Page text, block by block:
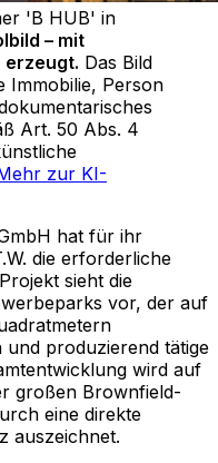
'B HUB' in
– mit
erzeugt. Das Bild
Immobilie, Person
Art. 50 Abs. 4
zur KI-
hat für ihr
die erforderliche
sieht die
vor, der auf
produzierend tätige
wird auf
großen Brownfield-
eine direkte
auszeichnet.